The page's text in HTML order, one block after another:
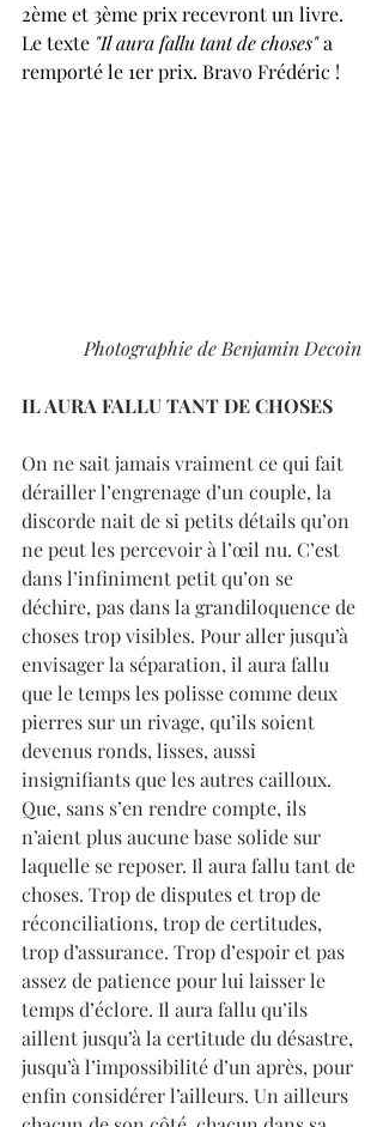
2ème et 3ème prix recevront un livre.
Le texte "Il aura fallu tant de choses" a
remporté le 1er prix. Bravo Frédéric !
Photographie de Benjamin Decoin
IL AURA FALLU TANT DE CHOSES
On ne sait jamais vraiment ce qui fait
dérailler l’engrenage d’un couple, la
discorde nait de si petits détails qu’on
ne peut les percevoir à l’œil nu. C’est
dans l’infiniment petit qu’on se
déchire, pas dans la grandiloquence de
choses trop visibles. Pour aller jusqu’à
envisager la séparation, il aura fallu
que le temps les polisse comme deux
pierres sur un rivage, qu’ils soient
devenus ronds, lisses, aussi
insignifiants que les autres cailloux.
Que, sans s’en rendre compte, ils
n’aient plus aucune base solide sur
laquelle se reposer. Il aura fallu tant de
choses. Trop de disputes et trop de
réconciliations, trop de certitudes,
trop d’assurance. Trop d’espoir et pas
assez de patience pour lui laisser le
temps d’éclore. Il aura fallu qu’ils
aillent jusqu’à la certitude du désastre,
jusqu’à l’impossibilité d’un après, pour
enfin considérer l’ailleurs. Un ailleurs